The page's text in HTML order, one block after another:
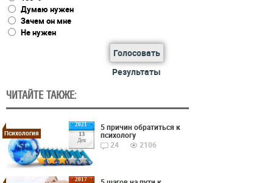
Думаю нужен
Зачем он мне
Не нужен
Голосовать
Результаты
ЧИТАЙТЕ ТАКЖЕ:
2021
13
Дек
Психология
5 причин обратиться к
психологу
24
2106
2017